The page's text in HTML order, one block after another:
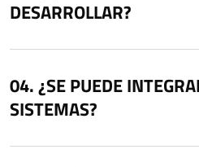
DESARROLLAR?
¿SE PUEDE
SISTEMAS?